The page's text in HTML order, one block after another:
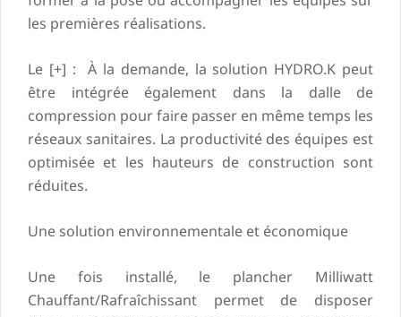
les premières réalisations.
Le [+] : À la demande, la solution HYDRO.K peut
être intégrée également dans la dalle de
compression pour faire passer en même temps les
réseaux sanitaires. La productivité des équipes est
optimisée et les hauteurs de construction sont
réduites.
Une solution environnementale et économique
Une fois installé, le plancher Milliwatt
Chauffant/Rafraîchissant permet de disposer